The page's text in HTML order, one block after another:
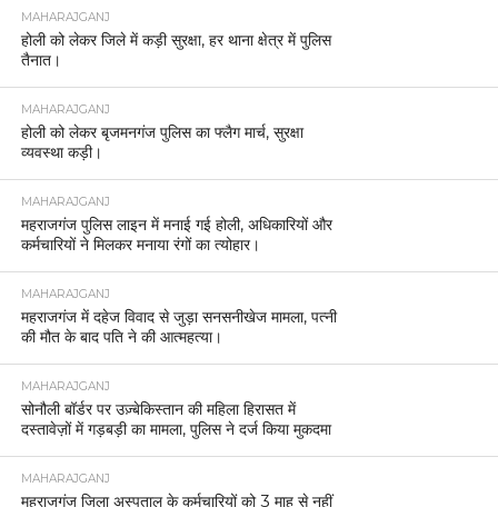
MAHARAJGANJ
होली को लेकर जिले में कड़ी सुरक्षा, हर थाना क्षेत्र में पुलिस
तैनात।
MAHARAJGANJ
होली को लेकर बृजमनगंज पुलिस का फ्लैग मार्च, सुरक्षा
व्यवस्था कड़ी।
MAHARAJGANJ
महराजगंज पुलिस लाइन में मनाई गई होली, अधिकारियों और
कर्मचारियों ने मिलकर मनाया रंगों का त्योहार।
MAHARAJGANJ
महराजगंज में दहेज विवाद से जुड़ा सनसनीखेज मामला, पत्नी
की मौत के बाद पति ने की आत्महत्या।
MAHARAJGANJ
सोनौली बॉर्डर पर उज़्बेकिस्तान की महिला हिरासत में
दस्तावेज़ों में गड़बड़ी का मामला, पुलिस ने दर्ज किया मुकदमा
MAHARAJGANJ
महराजगंज जिला अस्पताल के कर्मचारियों को 3 माह से नहीं